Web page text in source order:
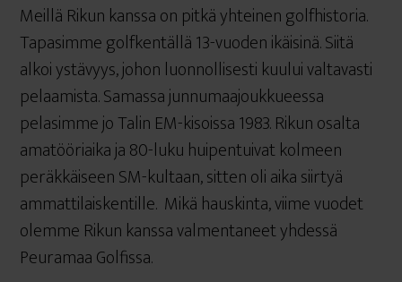
Meillä Rikun kanssa on pitkä yhteinen golfhistoria.
Tapasimme golfkentällä 13-vuoden ikäisinä. Siitä
alkoi ystävyys, johon luonnollisesti kuului valtavasti
pelaamista. Samassa junnumaajoukkueessa
pelasimme jo Talin EM-kisoissa 1983. Rikun osalta
amatööriaika ja 80-luku huipentuivat kolmeen
peräkkäiseen SM-kultaan, sitten oli aika siirtyä
ammattilaiskentille. Mikä hauskinta, viime vuodet
olemme Rikun kanssa valmentaneet yhdessä
Peuramaa Golfissa.